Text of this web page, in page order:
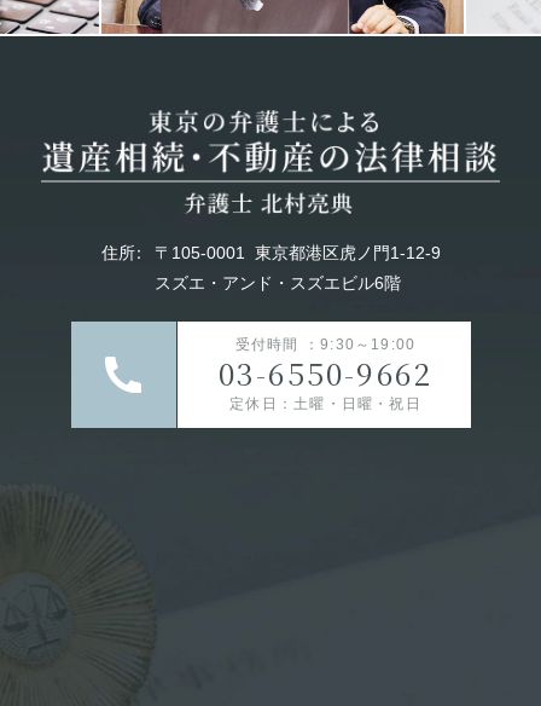
住所： 〒105-0001
東京都港区虎ノ門1-12-9
スズエ・アンド・スズエビル6階
受付時間 ：9:30～19:00
03-6550-9662
定休日：土曜・日曜・祝日